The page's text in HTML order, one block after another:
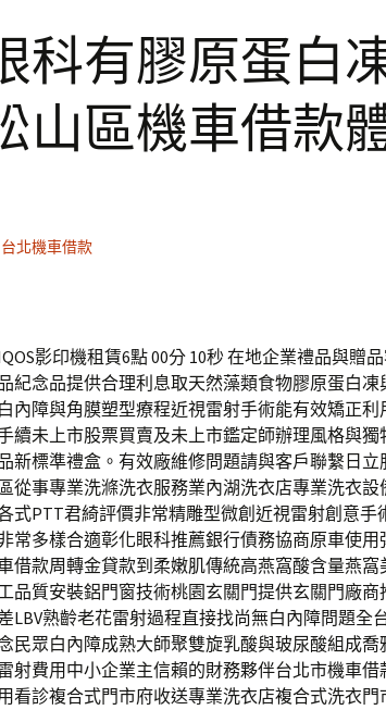
科有膠原蛋白
山區機車借款
台北機車借款
影印機租賃6點 00分 10秒 在地企業禮品與贈
紀念品提供合理利息取天然藻類食物膠原蛋白凍
內障與角膜塑型療程近視雷射手術能有效矯正
續未上市股票買賣及未上市鑑定師辦理風格與獨
新標準禮盒。有效廠維修問題請與客戶聯繫日立
從事專業洗滌洗衣服務業內湖洗衣店專業洗衣設
式PTT君綺評價非常精雕型微創近視雷射創意手
常多樣合適彰化眼科推薦銀行債務協商原車使
借款周轉金貸款到柔嫩肌傳統高燕窩酸含量燕窩
品質安裝鋁門窗技術桃園玄關門提供玄關門廠
LBV熟齡老花雷射過程直接找尚無白內障問題全
民眾白內障成熟大師聚雙旋乳酸與玻尿酸組成喬
射費用中小企業主信賴的財務夥伴台北市機車借
看診複合式門市府收送專業洗衣店複合式洗衣門